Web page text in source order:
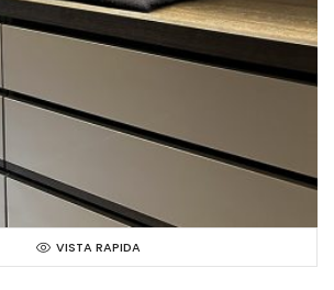
VISTA RAPIDA